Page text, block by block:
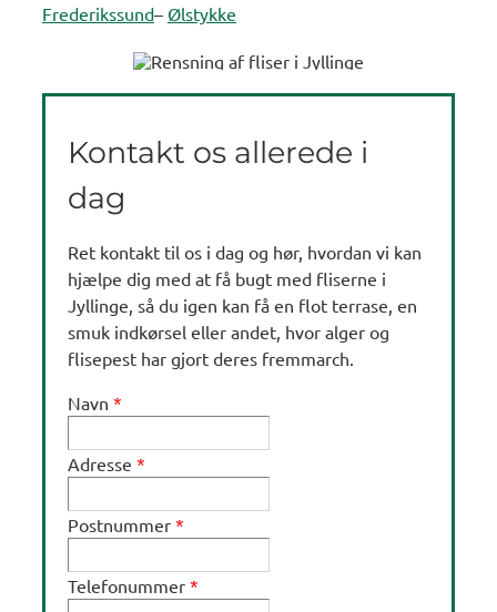
Frederikssund– Ølstykke
Kontakt os allerede i
dag
Ret kontakt til os i dag og hør, hvordan vi kan
hjælpe dig med at få bugt med fliserne i
Jyllinge, så du igen kan få en flot terrase, en
smuk indkørsel eller andet, hvor alger og
flisepest har gjort deres fremmarch.
Navn *
Adresse *
Postnummer *
Telefonummer *